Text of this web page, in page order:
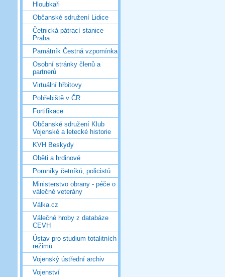
Hloubkaři
Občanské sdružení Lidice
Četnická pátrací stanice
Praha
Památník Čestná vzpomínka
Osobní stránky členů a
partnerů
Virtuální hřbitovy
Pohřebiště v ČR
Fortifikace
Občanské sdružení Klub
Vojenské a letecké historie
KVH Beskydy
Oběti a hrdinové
Pomníky četníků, policistů
Ministerstvo obrany - péče o
válečné veterány
Válka.cz
Válečné hroby z databáze
CEVH
Ústav pro studium totalitních
režimů
Vojenský ústřední archiv
Vojenství